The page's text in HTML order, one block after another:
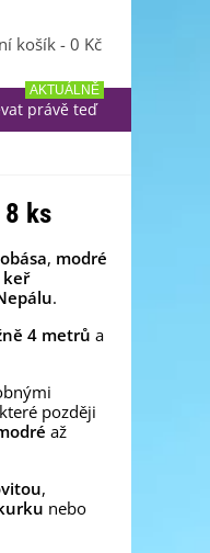
košík- 0 Kč
právě teď
AKTUÁLNĚ
ks
, modré
keř
.
4 metrů a
později
až
,
nebo